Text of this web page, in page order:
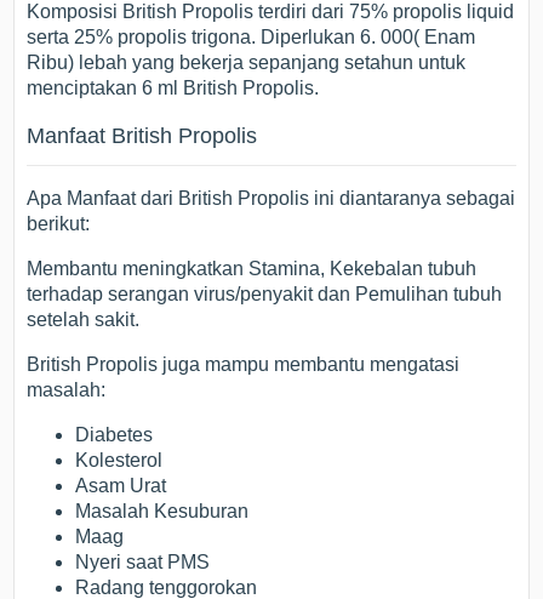
Komposisi British Propolis terdiri dari 75% propolis liquid
serta 25% propolis trigona. Diperlukan 6. 000( Enam
Ribu) lebah yang bekerja sepanjang setahun untuk
menciptakan 6 ml British Propolis.
Manfaat British Propolis
Apa Manfaat dari British Propolis ini diantaranya sebagai
berikut:
Membantu meningkatkan Stamina, Kekebalan tubuh
terhadap serangan virus/penyakit dan Pemulihan tubuh
setelah sakit.
British Propolis juga mampu membantu mengatasi
masalah:
Diabetes
Kolesterol
Asam Urat
Masalah Kesuburan
Maag
Nyeri saat PMS
Radang tenggorokan